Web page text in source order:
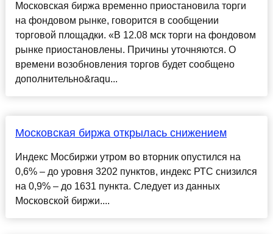
Московская биржа временно приостановила торги
на фондовом рынке, говорится в сообщении
торговой площадки. «В 12.08 мск торги на фондовом
рынке приостановлены. Причины уточняются. О
времени возобновления торгов будет сообщено
дополнительно&raqu...
Московская биржа открылась снижением
Индекс Мосбиржи утром во вторник опустился на
0,6% – до уровня 3202 пунктов, индекс РТС снизился
на 0,9% – до 1631 пункта. Следует из данных
Московской биржи....